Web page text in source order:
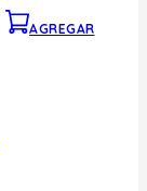
AGREGAR